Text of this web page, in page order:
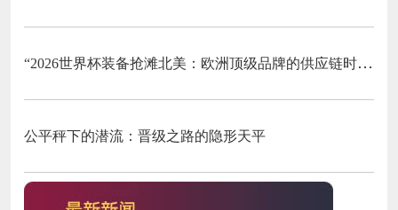
“2026世界杯装备抢滩北美：欧洲顶级品牌的供应链时效突围战”
公平秤下的潜流：晋级之路的隐形天平